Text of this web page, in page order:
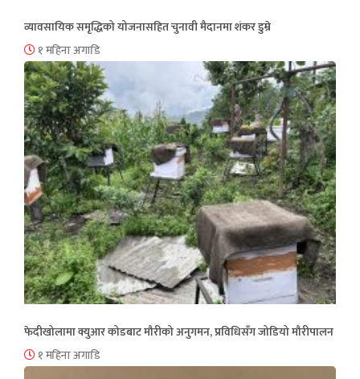
व्यावसायिक समृद्धिको योजनासहित चुनावी मैदानमा शंकर डुम्रे
१ महिना अगाडि
फेदीखोलामा क्युआर कोडबाट मौरीको अनुगमन, प्रविधिसँग जोडियो मौरीपालन
१ महिना अगाडि